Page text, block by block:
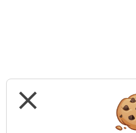
close